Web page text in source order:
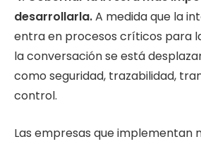
desarrollarla.A medida que la
entra en procesos críticos para
la conversación se está
como seguridad, trazabilidad,
control.
Las empresas que implementan